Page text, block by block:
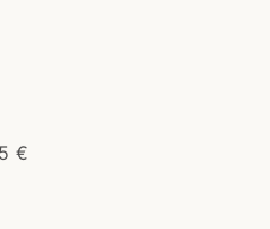
€